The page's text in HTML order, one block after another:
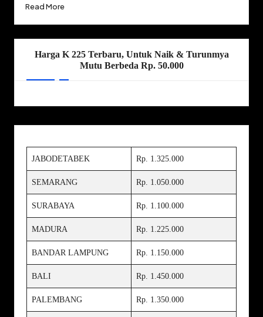
Read More
Harga K 225 Terbaru, Untuk Naik & Turunmya
Mutu Berbeda Rp. 50.000
JABODETABEK Rp. 1.325.000
SEMARANG Rp. 1.050.000
SURABAYA Rp. 1.100.000
MADURA Rp. 1.225.000
BANDAR LAMPUNG Rp. 1.150.000
BALI Rp. 1.450.000
PALEMBANG Rp. 1.350.000